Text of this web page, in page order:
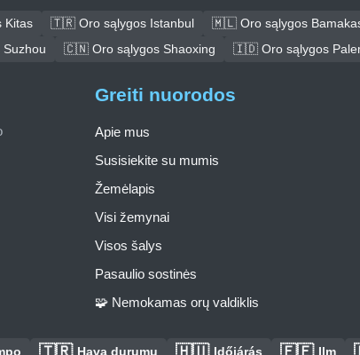
🇹🇷 Oro sąlygos Istanbul 🇲🇱 Oro sąlygos
🇨🇳 Oro sąlygos Shaoxing 🇮🇩 Oro sąlygos
Greiti nuorodos
Apie mus
Susisiekite su mumis
Žemėlapis
Visi žemynai
Visos šalys
Pasaulio sostinės
🧩 Nemokamas orų valdiklis
Hava durumu Időjárás Ilm